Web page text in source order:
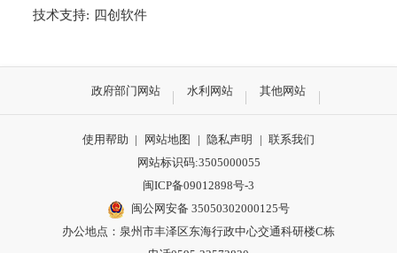
技术支持: 四创软件
政府部门网站 水利网站 其他网站
使用帮助 | 网站地图 | 隐私声明 | 联系我们
网站标识码:3505000055
闽ICP备09012898号-3
闽公网安备 35050302000125号
办公地点：泉州市丰泽区东海行政中心交通科研楼C栋